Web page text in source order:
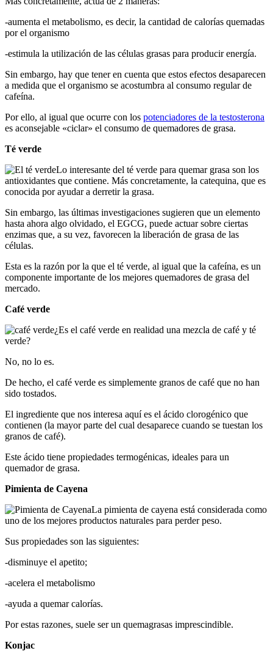
-aumenta el metabolismo, es decir, la cantidad de calorías quemadas
por el organismo
-estimula la utilización de las células grasas para producir energía.
Sin embargo, hay que tener en cuenta que estos efectos desaparecen
a medida que el organismo se acostumbra al consumo regular de
cafeína.
Por ello, al igual que ocurre con los potenciadores de la testosterona
es aconsejable «ciclar» el consumo de quemadores de grasa.
Té verde
Lo interesante del té verde para quemar grasa son los
antioxidantes que contiene. Más concretamente, la catequina, que es
conocida por ayudar a derretir la grasa.
Sin embargo, las últimas investigaciones sugieren que un elemento
hasta ahora algo olvidado, el EGCG, puede actuar sobre ciertas
enzimas que, a su vez, favorecen la liberación de grasa de las
células.
Esta es la razón por la que el té verde, al igual que la cafeína, es un
componente importante de los mejores quemadores de grasa del
mercado.
Café verde
¿Es el café verde en realidad una mezcla de café y té
verde?
No, no lo es.
De hecho, el café verde es simplemente granos de café que no han
sido tostados.
El ingrediente que nos interesa aquí es el ácido clorogénico que
contienen (la mayor parte del cual desaparece cuando se tuestan los
granos de café).
Este ácido tiene propiedades termogénicas, ideales para un
quemador de grasa.
Pimienta de Cayena
La pimienta de cayena está considerada como
uno de los mejores productos naturales para perder peso.
Sus propiedades son las siguientes:
-disminuye el apetito;
-acelera el metabolismo
-ayuda a quemar calorías.
Por estas razones, suele ser un quemagrasas imprescindible.
Konjac